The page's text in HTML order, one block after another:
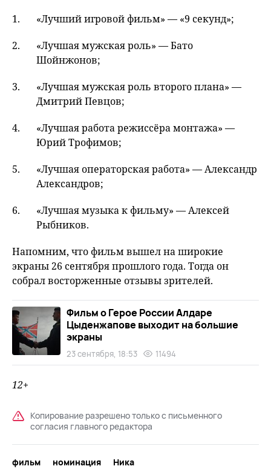
«Лучший игровой фильм» — «9 секунд»;
«Лучшая мужская роль» — Бато
Шойнжонов;
«Лучшая мужская роль второго плана» —
Дмитрий Певцов;
«Лучшая работа режиссёра монтажа» —
Юрий Трофимов;
«Лучшая операторская работа» — Александр
Александров;
«Лучшая музыка к фильму» — Алексей
Рыбников.
Напомним, что фильм вышел на широкие
экраны 26 сентября прошлого года. Тогда он
собрал восторженные отзывы зрителей.
Фильм о Герое России Алдаре
Цыденжапове выходит на большие
экраны
23 сентября, 18:53 11494
12+
Копирование разрешено только с письменного
согласия главного редактора
фильм номинация Ника